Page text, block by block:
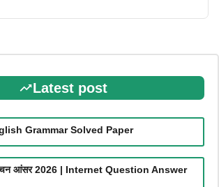
Latest post
Grammar Solved Paper
आंसर 2026 | Internet Question Answer